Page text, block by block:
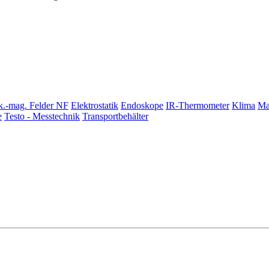
mag. Felder NF Elektrostatik Endoskope IR-Thermometer Klima
Testo - Messtechnik Transportbehälter